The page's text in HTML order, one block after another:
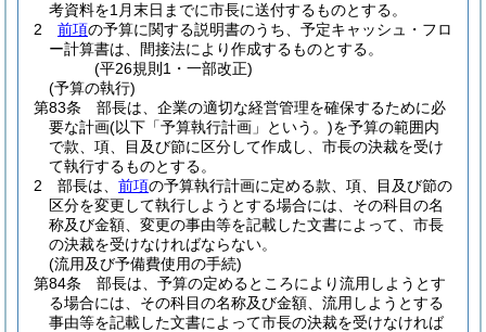
考資料を1月末日までに市長に送付するものとする。
2
前項の予算に関する説明書のうち、予定キャッシュ・フロ
ー計算書は、間接法により作成するものとする。
(平26規則1・一部改正)
(予算の執行)
第83条
部長は、企業の適切な経営管理を確保するために必
要な計画(以下「予算執行計画」という。)を予算の範囲内
で款、項、目及び節に区分して作成し、市長の決裁を受け
て執行するものとする。
2
部長は、 前項の予算執行計画に定める款、項、目及び節の
区分を変更して執行しようとする場合には、その科目の名
称及び金額、変更の事由等を記載した文書によって、市長
の決裁を受けなければならない。
(流用及び予備費使用の手続)
第84条
部長は、予算の定めるところにより流用しようとす
る場合には、その科目の名称及び金額、流用しようとする
事由等を記載した文書によって市長の決裁を受けなければ